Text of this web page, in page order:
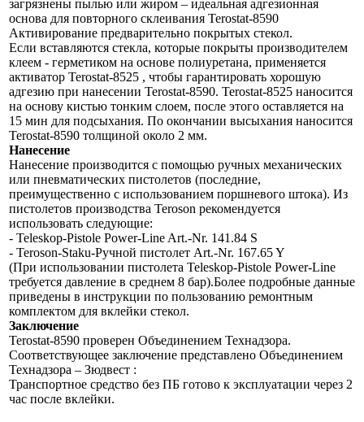
загрязнены пылью или жиром – идеальная адгезионная
основа для повторного склеивания Terostat-8590
Активирование предварительно покрытых стекол.
Если вставляются стекла, которые покрыты производителем
клеем - герметиком на основе полиуретана, применяется
активатор Terostat-8525 , чтобы гарантировать хорошую
адгезию при нанесении Terostat-8590. Terostat-8525 наносится
на основу кистью тонким слоем, после этого оставляется на
15 мин для подсыхания. По окончании высыхания наносится
Terostat-8590 толщиной около 2 мм.
Нанесение
Нанесение производится с помощью ручных механических
или пневматических пистолетов (последние,
преимущественно с использованием поршневого штока). Из
пистолетов производства Teroson рекомендуется
использовать следующие:
- Teleskop-Pistole Power-Line Art.-Nr. 141.84 S
- Teroson-Staku-Ручной пистолет Art.-Nr. 167.65 Y
(При использовании пистолета Teleskop-Pistole Power-Line
требуется давление в среднем 8 бар).Более подробные данные
приведены в инструкции по пользованию ремонтным
комплектом для вклейки стекол.
Заключение
Terostat-8590 проверен Объединением Технадзора.
Соответствующее заключение представлено Объединением
Технадзора – Зюдвест :
Транспортное средство без ПБ готово к эксплуатации через 2
час после вклейки.